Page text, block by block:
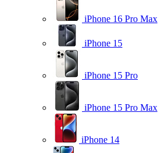
iPhone 16 Pro Max
iPhone 15
iPhone 15 Pro
iPhone 15 Pro Max
iPhone 14